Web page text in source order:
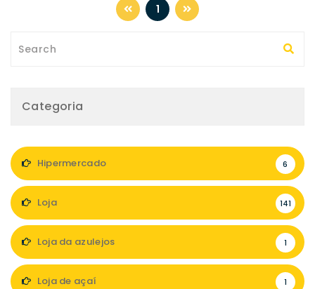
1
Categoria
Hipermercado 6
Loja 141
Loja da azulejos 1
Loja de açaí 1